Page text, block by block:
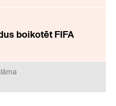
boikotēt FIFA